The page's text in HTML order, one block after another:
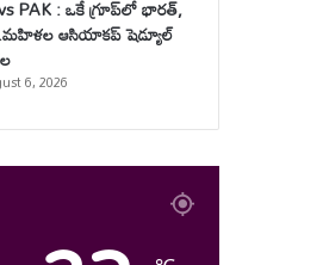
PAK : ఒకే గ్రూప్‌లో భారత్,
ఆసియాకప్ షెడ్యూల్
6, 2026